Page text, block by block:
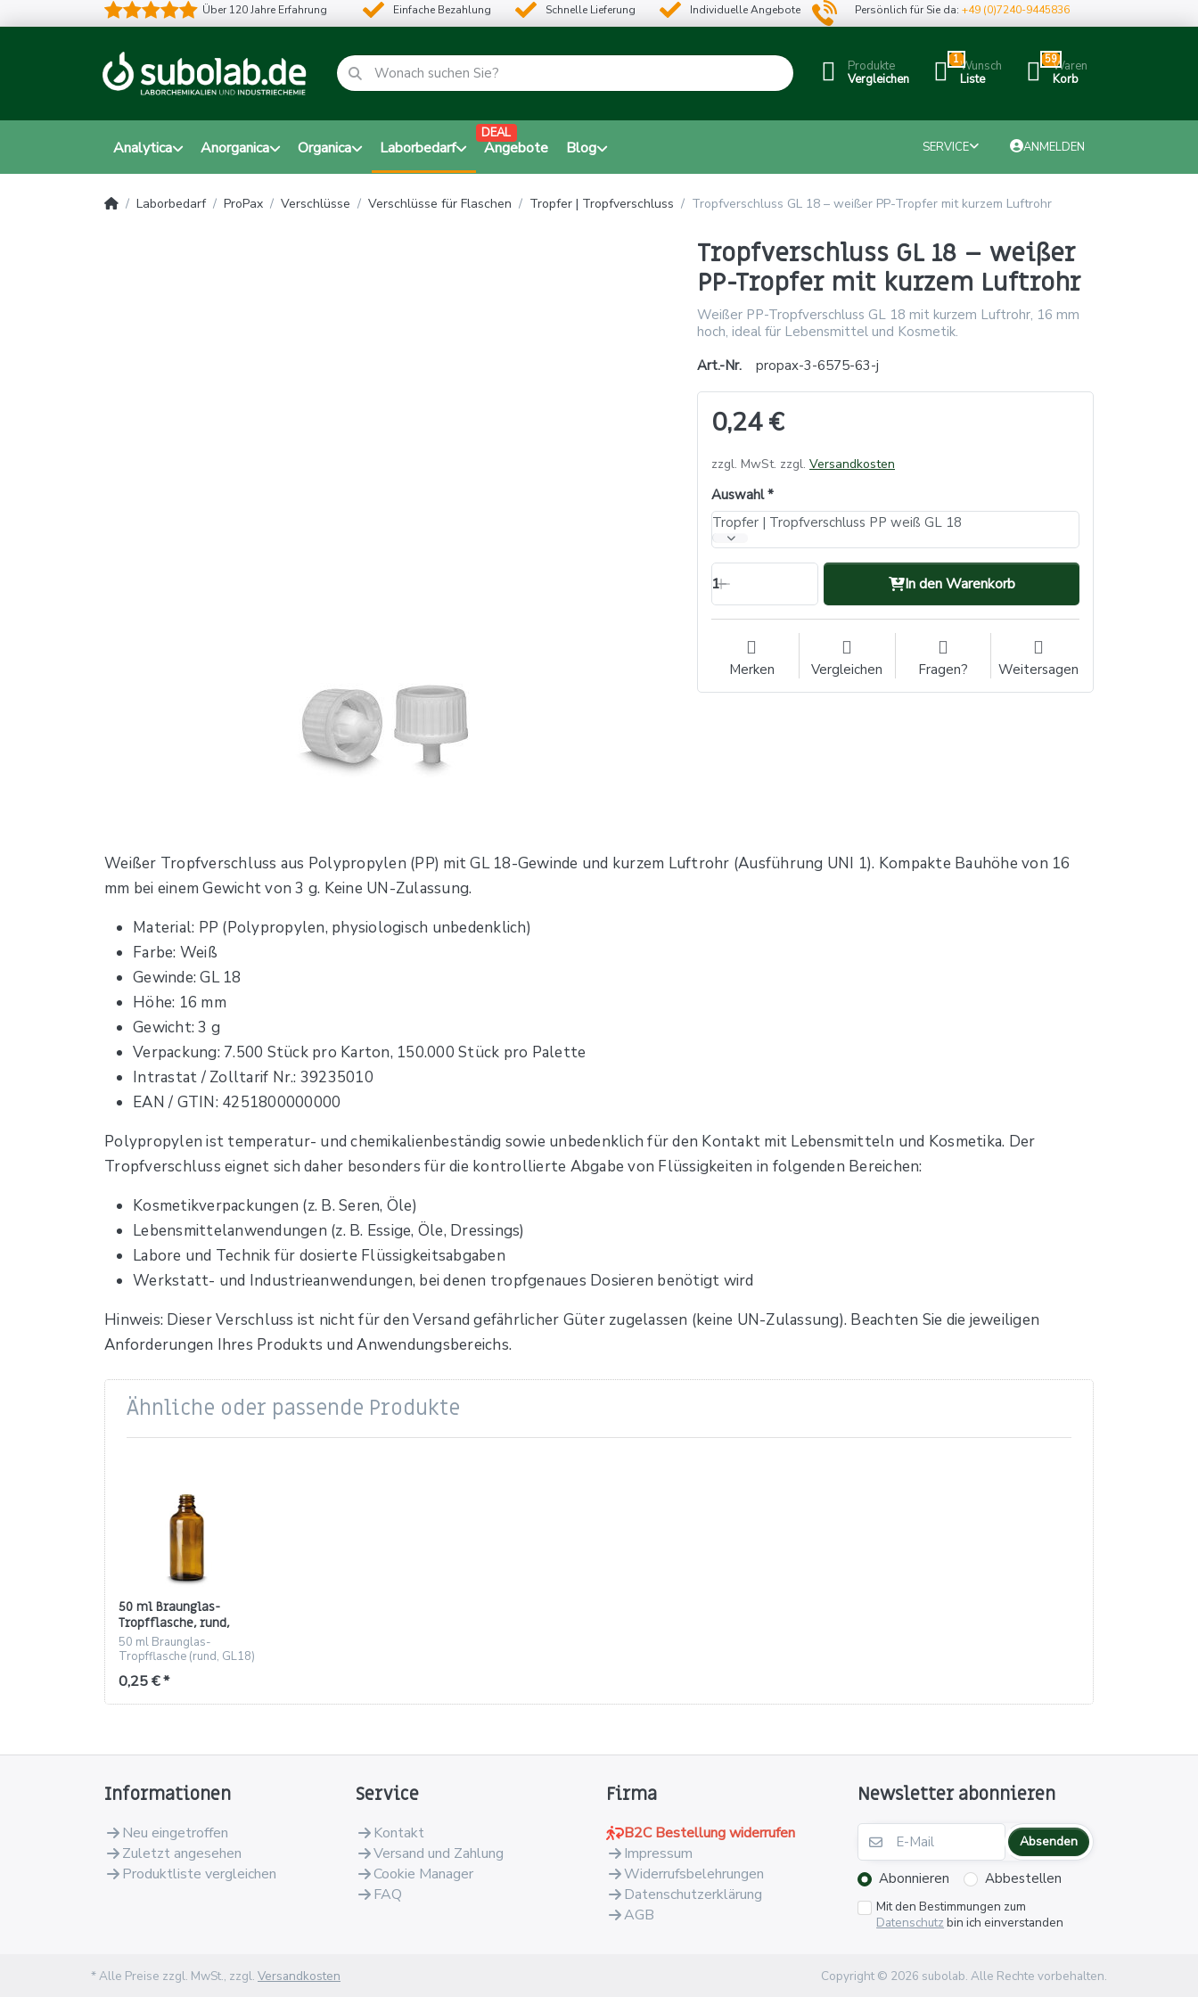
Über 120 Jahre Erfahrung Einfache Bezahlung Schnelle Lieferung Individuelle Angebote Persönlich für Sie da:+49 (0)7240-9445836
Produkte
Vergleichen
1Wunsch
Liste
59Waren
Korb
Analytica Anorganica Organica Laborbedarf Angebote
DEAL
Blog SERVICE ANMELDEN
Laborbedarf ProPax Verschlüsse Verschlüsse für Flaschen Tropfer | Tropfverschluss Tropfverschluss GL 18 – weißer PP-Tropfer mit kurzem Luftrohr
Tropfverschluss GL 18 – weißer
PP-Tropfer mit kurzem Luftrohr
Weißer PP-Tropfverschluss GL 18 mit kurzem Luftrohr, 16 mm
hoch, ideal für Lebensmittel und Kosmetik.
Art.-Nr.
propax-3-6575-63-j
0,24 €
zzgl. MwSt. zzgl. Versandkosten
Auswahl
Tropfer | Tropfverschluss PP weiß GL 18
1 In den Warenkorb
Merken Vergleichen Fragen? Weitersagen
Weißer Tropfverschluss aus Polypropylen (PP) mit GL 18-Gewinde und kurzem Luftrohr (Ausführung UNI 1). Kompakte Bauhöhe von 16
mm bei einem Gewicht von 3 g. Keine UN-Zulassung.
Material: PP (Polypropylen, physiologisch unbedenklich)
Farbe: Weiß
Gewinde: GL 18
Höhe: 16 mm
Gewicht: 3 g
Verpackung: 7.500 Stück pro Karton, 150.000 Stück pro Palette
Intrastat / Zolltarif Nr.: 39235010
EAN / GTIN: 4251800000000
Polypropylen ist temperatur- und chemikalienbeständig sowie unbedenklich für den Kontakt mit Lebensmitteln und Kosmetika. Der
Tropfverschluss eignet sich daher besonders für die kontrollierte Abgabe von Flüssigkeiten in folgenden Bereichen:
Kosmetikverpackungen (z. B. Seren, Öle)
Lebensmittelanwendungen (z. B. Essige, Öle, Dressings)
Labore und Technik für dosierte Flüssigkeitsabgaben
Werkstatt- und Industrieanwendungen, bei denen tropfgenaues Dosieren benötigt wird
Hinweis: Dieser Verschluss ist nicht für den Versand gefährlicher Güter zugelassen (keine UN-Zulassung). Beachten Sie die jeweiligen
Anforderungen Ihres Produkts und Anwendungsbereichs.
Ähnliche oder passende Produkte
50 ml Braunglas-
Tropfflasche, rund,
Gewinde GL 18
50 ml Braunglas-
Tropfflasche (rund, GL18)
stabil, ideal für Duftöle
0,25 € *
Informationen
Neu eingetroffen
Zuletzt angesehen
Produktliste vergleichen
Service
Kontakt
Versand und Zahlung
Cookie Manager
FAQ
Firma
B2C Bestellung widerrufen
Impressum
Widerrufsbelehrungen
Datenschutzerklärung
AGB
Newsletter abonnieren
Absenden
Abonnieren Abbestellen
Mit den Bestimmungen zum
Datenschutz bin ich einverstanden
* Alle Preise zzgl. MwSt., zzgl. Versandkosten Copyright © 2026 subolab. Alle Rechte vorbehalten.